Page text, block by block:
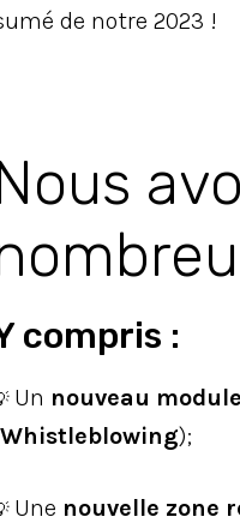
de notre 2023 !
compris :
Un nouveau module
Whistleblowing);
Une nouvelle zone